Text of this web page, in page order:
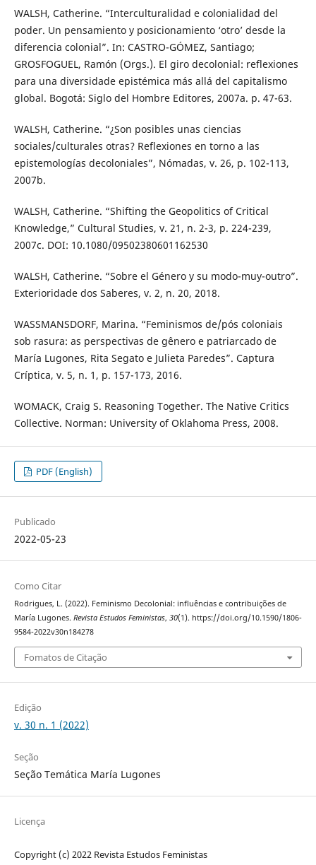
WALSH, Catherine. “Interculturalidad e colonialidad del
poder. Un pensamiento y posicionamiento ‘otro’ desde la
diferencia colonial”. In: CASTRO-GÓMEZ, Santiago;
GROSFOGUEL, Ramón (Orgs.). El giro decolonial: reflexiones
para una diversidade epistémica más allá del capitalismo
global. Bogotá: Siglo del Hombre Editores, 2007a. p. 47-63.
WALSH, Catherine. “¿Son posibles unas ciencias
sociales/culturales otras? Reflexiones en torno a las
epistemologías decoloniales”, Nómadas, v. 26, p. 102-113,
2007b.
WALSH, Catherine. “Shifting the Geopolitics of Critical
Knowledge,” Cultural Studies, v. 21, n. 2-3, p. 224-239,
2007c. DOI: 10.1080/09502380601162530
WALSH, Catherine. “Sobre el Género y su modo-muy-outro”.
Exterioridade dos Saberes, v. 2, n. 20, 2018.
WASSMANSDORF, Marina. “Feminismos de/pós coloniais
sob rasura: as perspectivas de gênero e patriarcado de
María Lugones, Rita Segato e Julieta Paredes”. Captura
Críptica, v. 5, n. 1, p. 157-173, 2016.
WOMACK, Craig S. Reasoning Together. The Native Critics
Collective. Norman: University of Oklahoma Press, 2008.
PDF (English)
Publicado
2022-05-23
Como Citar
Rodrigues, L. (2022). Feminismo Decolonial: influências e contribuições de
María Lugones. Revista Estudos Feministas, 30(1). https://doi.org/10.1590/1806-
9584-2022v30n184278
Fomatos de Citação
Edição
v. 30 n. 1 (2022)
Seção
Seção Temática María Lugones
Licença
Copyright (c) 2022 Revista Estudos Feministas